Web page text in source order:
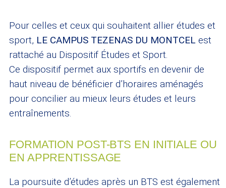
Pour celles et ceux qui souhaitent allier études et
sport, LE CAMPUS TEZENAS DU MONTCEL est
rattaché au Dispositif Études et Sport.
Ce dispositif permet aux sportifs en devenir de
haut niveau de bénéficier d’horaires aménagés
pour concilier au mieux leurs études et leurs
entraînements.
FORMATION POST-BTS EN INITIALE OU
EN APPRENTISSAGE
La poursuite d’études après un BTS est également